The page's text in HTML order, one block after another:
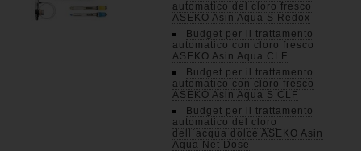
automatico del cloro fresco
ASEKO Asin Aqua S Redox
Budget per il trattamento
automatico con cloro fresco
ASEKO Asin Aqua CLF
Budget per il trattamento
automatico con cloro fresco
ASEKO Asin Aqua S CLF
Budget per il trattamento
automatico del cloro
dell`acqua dolce ASEKO Asin
Aqua Net Dose